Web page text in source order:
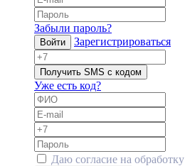
Забыли пароль?
Войти Зарегистрироваться
Получить SMS с кодом
Уже есть код?
Даю согласие на обработку